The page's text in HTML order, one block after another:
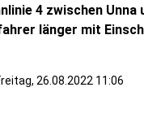
4 zwischen Unna
länger mit
26.08.2022 11:06